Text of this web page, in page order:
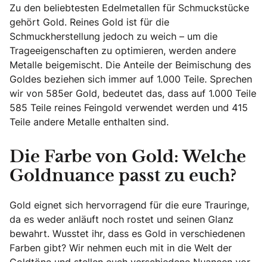
Zu den beliebtesten Edelmetallen für Schmuckstücke
gehört Gold. Reines Gold ist für die
Schmuckherstellung jedoch zu weich – um die
Trageeigenschaften zu optimieren, werden andere
Metalle beigemischt. Die Anteile der Beimischung des
Goldes beziehen sich immer auf 1.000 Teile. Sprechen
wir von 585er Gold, bedeutet das, dass auf 1.000 Teile
585 Teile reines Feingold verwendet werden und 415
Teile andere Metalle enthalten sind.
Die Farbe von Gold: Welche
Goldnuance passt zu euch?
Gold eignet sich hervorragend für die eure Trauringe,
da es weder anläuft noch rostet und seinen Glanz
bewahrt. Wusstet ihr, dass es Gold in verschiedenen
Farben gibt? Wir nehmen euch mit in die Welt der